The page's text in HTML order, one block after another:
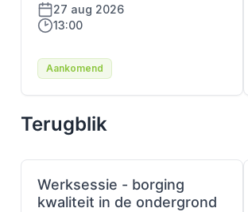
27 aug 2026
13:00
Aankomend
Terugblik
Werksessie - borging
kwaliteit in de ondergrond